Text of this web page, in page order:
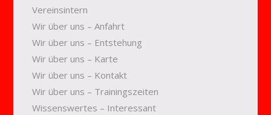
Vereinsintern
Wir über uns – Anfahrt
Wir über uns – Entstehung
Wir über uns – Karte
Wir über uns – Kontakt
Wir über uns – Trainingszeiten
Wissenswertes – Interessant